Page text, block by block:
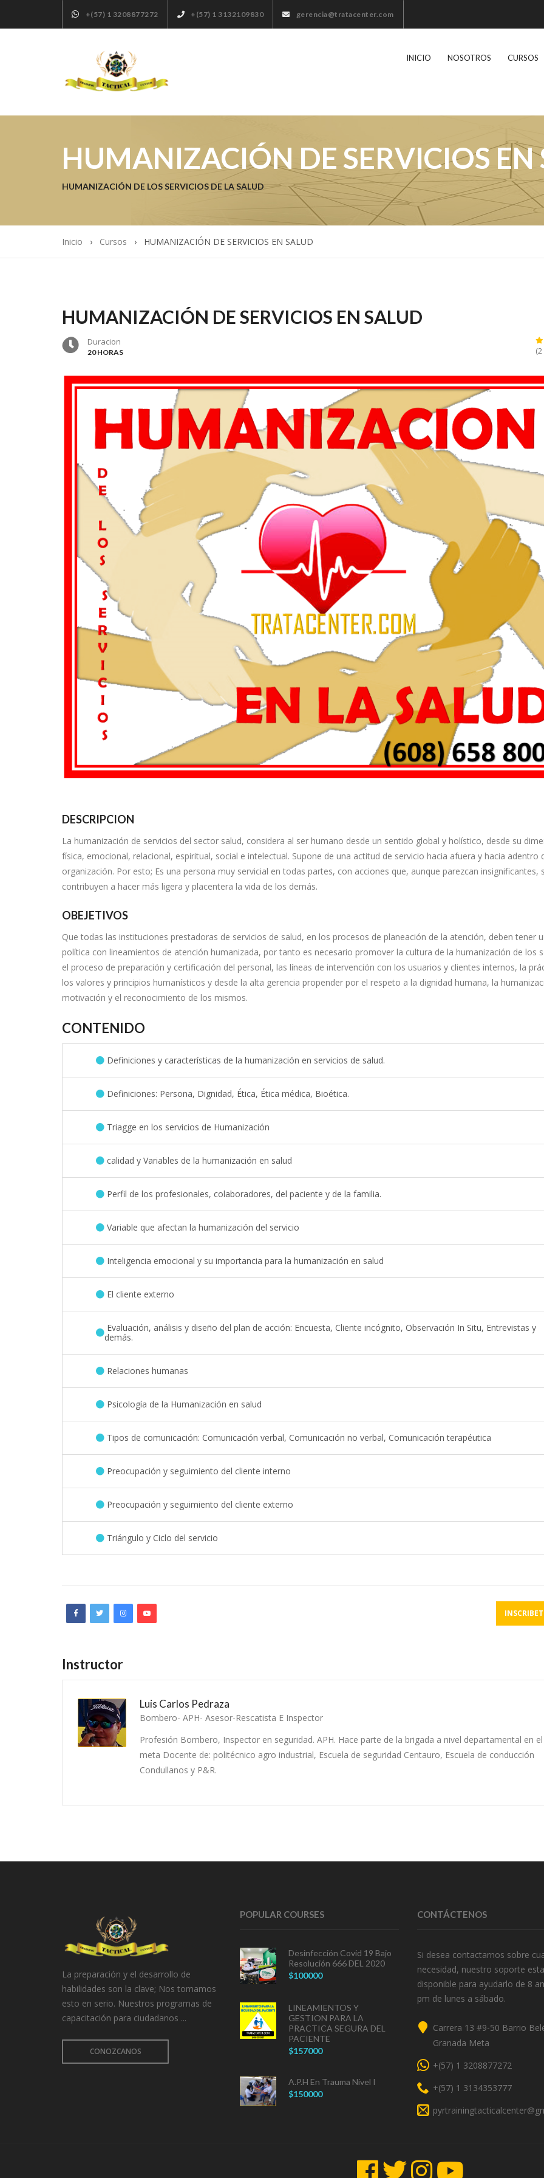
+(57) 1 3208877272 +(57) 1 3132109830 gerencia@tratacenter.com
INICIO NOSOTROS CURSOS
HUMANIZACIÓN DE SERVICIOS EN
HUMANIZACIÓN DE LOS SERVICIOS DE LA SALUD
Inicio Cursos HUMANIZACIÓN DE SERVICIOS EN SALUD
HUMANIZACIÓN DE SERVICIOS EN SALUD
Duracion
20 HORAS
DESCRIPCION
La humanización de servicios del sector salud, considera al ser humano desde un sentido global y holístico, desde su
física, emocional, relacional, espiritual, social e intelectual. Supone de una actitud de servicio hacia afuera y hacia adentro
organización. Por esto; Es una persona muy servicial en todas partes, con acciones que, aunque parezcan insignificantes,
contribuyen a hacer más ligera y placentera la vida de los demás.
OBEJETIVOS
Que todas las instituciones prestadoras de servicios de salud, en los procesos de planeación de la atención, deben tener
política con lineamientos de atención humanizada, por tanto es necesario promover la cultura de la humanización de los
el proceso de preparación y certificación del personal, las líneas de intervención con los usuarios y clientes internos, la
los valores y principios humanísticos y desde la alta gerencia propender por el respeto a la dignidad humana, la
motivación y el reconocimiento de los mismos.
CONTENIDO
Definiciones y características de la humanización en servicios de salud.
Definiciones: Persona, Dignidad, Ética, Ética médica, Bioética.
Triagge en los servicios de Humanización
calidad y Variables de la humanización en salud
Perfil de los profesionales, colaboradores, del paciente y de la familia.
Variable que afectan la humanización del servicio
Inteligencia emocional y su importancia para la humanización en salud
El cliente externo
Evaluación, análisis y diseño del plan de acción: Encuesta, Cliente incógnito, Observación In Situ, Entrevistas y
demás.
Relaciones humanas
Psicología de la Humanización en salud
Tipos de comunicación: Comunicación verbal, Comunicación no verbal, Comunicación terapéutica
Preocupación y seguimiento del cliente interno
Preocupación y seguimiento del cliente externo
Triángulo y Ciclo del servicio
Instructor
Luis Carlos Pedraza
Bombero- APH- Asesor-Rescatista E Inspector
Profesión Bombero, Inspector en seguridad. APH. Hace parte de la brigada a nivel departamental en el
meta Docente de: politécnico agro industrial, Escuela de seguridad Centauro, Escuela de conducción
Condullanos y P&R.
La preparación y el desarrollo de
habilidades son la clave; Nos tomamos
esto en serio. Nuestros programas de
capacitación para ciudadanos ...
CONOZCANOS
POPULAR COURSES
Desinfección Covid 19 Bajo
Resolución 666 DEL 2020
$100000
LINEAMIENTOS Y
GESTION PARA LA
PRACTICA SEGURA DEL
PACIENTE
$157000
A.P.H En Trauma Nivel I
$150000
CONTÁCTENOS
Si desea contactarnos sobre
necesidad, nuestro soporte
disponible para ayudarlo de 8
pm de lunes a sábado.
Dirección
Carrera 13 #9-50 Barrio
Granada Meta
Telefono
+(57) 1 3208877272
Telefono
+(57) 1 3134353777
Correo